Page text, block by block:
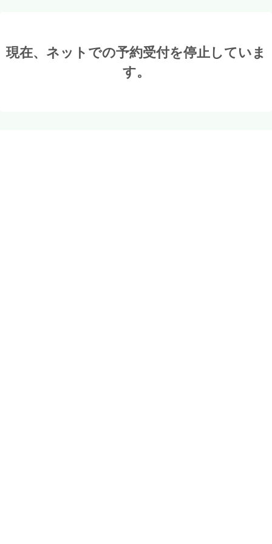
現在、ネットでの予約受付を停止していま
す。